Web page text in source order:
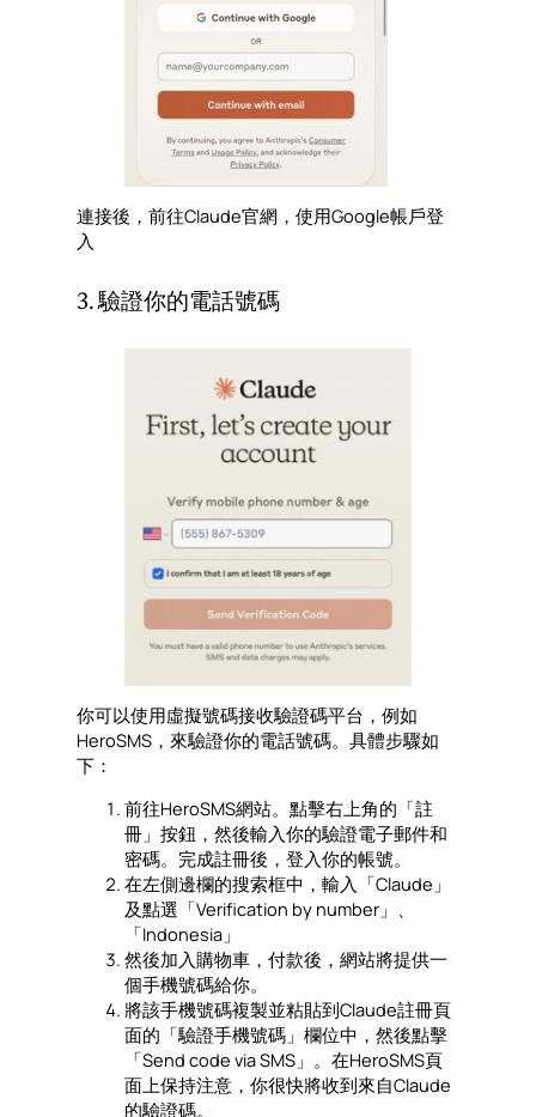
連接後，前往Claude官網，使用Google帳戶登
入
3. 驗證你的電話號碼
你可以使用虛擬號碼接收驗證碼平台，例如
HeroSMS，來驗證你的電話號碼。具體步驟如
下：
前往HeroSMS網站。點擊右上角的「註
冊」按鈕，然後輸入你的驗證電子郵件和
密碼。完成註冊後，登入你的帳號。
在左側邊欄的搜索框中，輸入「Claude」
及點選「Verification by number」、
「Indonesia」
然後加入購物車，付款後，網站將提供一
個手機號碼給你。
將該手機號碼複製並粘貼到Claude註冊頁
面的「驗證手機號碼」欄位中，然後點擊
「Send code via SMS」。在HeroSMS頁
面上保持注意，你很快將收到來自Claude
的驗證碼。